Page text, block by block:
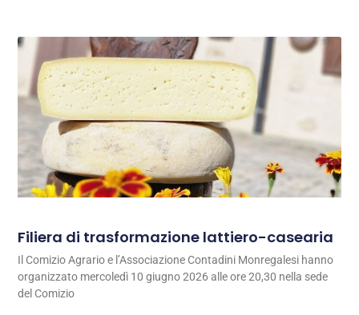
Filiera di trasformazione lattiero-casearia
Il Comizio Agrario e l’Associazione Contadini Monregalesi hanno
organizzato mercoledì 10 giugno 2026 alle ore 20,30 nella sede
del Comizio